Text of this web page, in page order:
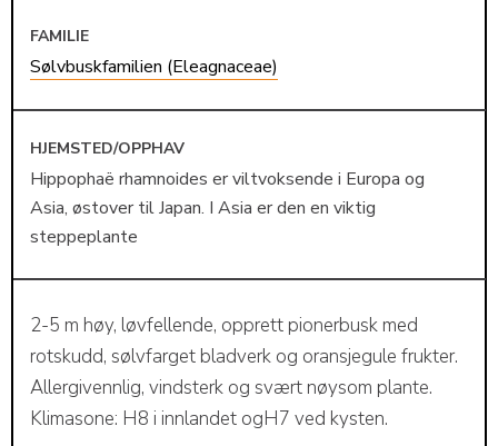
FAMILIE
Sølvbuskfamilien (Eleagnaceae)
HJEMSTED/OPPHAV
Hippophaë rhamnoides er viltvoksende i Europa og
Asia, østover til Japan. I Asia er den en viktig
steppeplante
2-5 m høy, løvfellende, opprett pionerbusk med
rotskudd, sølvfarget bladverk og oransjegule frukter.
Allergivennlig, vindsterk og svært nøysom plante.
Klimasone: H8 i innlandet ogH7 ved kysten.